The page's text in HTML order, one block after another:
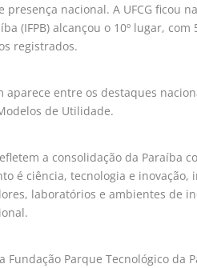
nacional. A UFCG ficou
(IFPB) alcançou o 10º lugar,
registrados.
aparece entre os destaques
de Utilidade.
a consolidação da Paraíba
é ciência, tecnologia e
laboratórios e ambientes de
Fundação Parque Tecnológico da